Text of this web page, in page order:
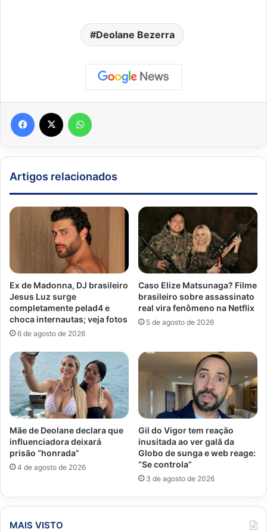
Deolane Bezerra
Facebook
Artigos relacionados
Ex de Madonna, DJ brasileiro
Jesus Luz surge
completamente pelad4 e
choca internautas; veja fotos
6 de agosto de 2026
Caso Elize Matsunaga? Filme
brasileiro sobre assassinato
real vira fenômeno na Netflix
5 de agosto de 2026
Mãe de Deolane declara que
influenciadora deixará
prisão “honrada”
4 de agosto de 2026
Gil do Vigor tem reação
inusitada ao ver galã da
Globo de sunga e web reage:
“Se controla”
3 de agosto de 2026
MAIS VISTO